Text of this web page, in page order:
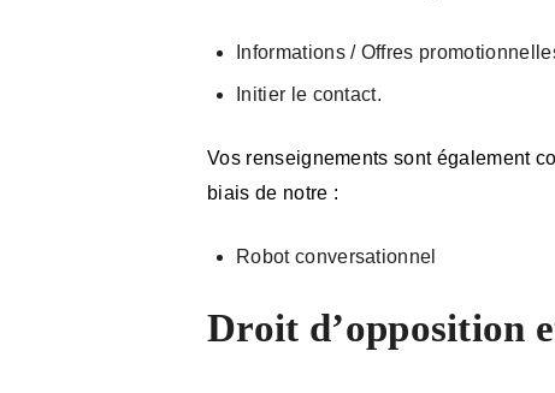
Informations / Offres
Initier le contact.
Vos renseignements sont également
biais de notre :
Robot conversationnel
Droit d’opposition